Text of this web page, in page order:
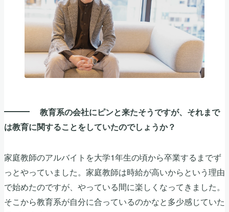
教育系の会社にピンと来たそうですが、それまで
は教育に関することをしていたのでしょうか？
家庭教師のアルバイトを大学1年生の頃から卒業するまでず
っとやっていました。家庭教師は時給が高いからという理由
で始めたのですが、やっている間に楽しくなってきました。
そこから教育系が自分に合っているのかなと多少感じていた